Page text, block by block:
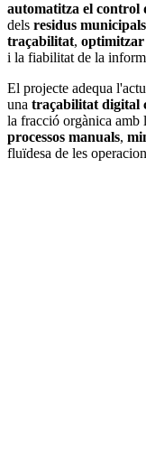
automatitza el control
dels residus municipals
traçabilitat, optimitzar
i la fiabilitat de la
El projecte adequa
una traçabilitat digital
la fracció orgànica amb
processos manuals,
fluïdesa de les